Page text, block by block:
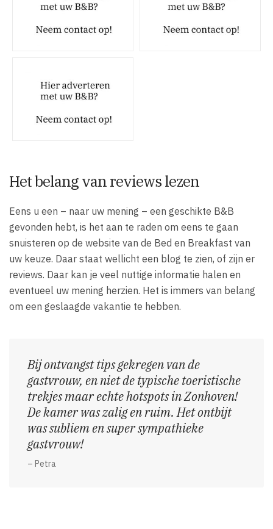
Het belang van reviews lezen
Eens u een – naar uw mening – een geschikte B&B
gevonden hebt, is het aan te raden om eens te gaan
snuisteren op de website van de Bed en Breakfast van
uw keuze. Daar staat wellicht een blog te zien, of zijn er
reviews. Daar kan je veel nuttige informatie halen en
eventueel uw mening herzien. Het is immers van belang
om een geslaagde vakantie te hebben.
Bij ontvangst tips gekregen van de
gastvrouw, en niet de typische toeristische
trekjes maar echte hotspots in Zonhoven!
De kamer was zalig en ruim. Het ontbijt
was subliem en super sympathieke
gastvrouw!
– Petra